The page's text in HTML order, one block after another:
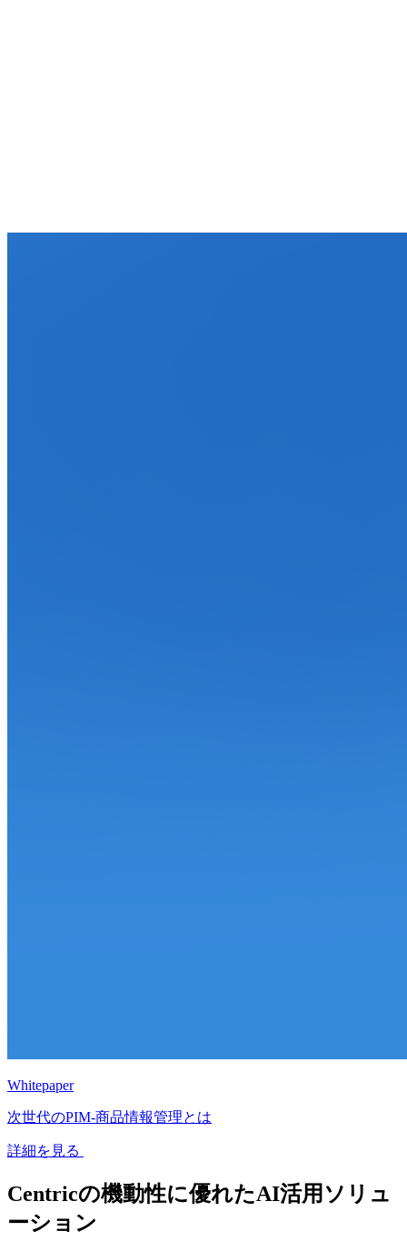
Whitepaper
次世代のPIM‐商品情報管理とは
詳細を見る
Centricの機動性に優れたAI活用ソリュ
ーション